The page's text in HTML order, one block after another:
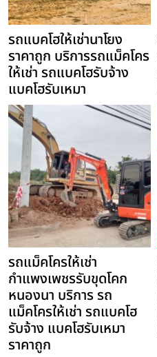
รถแบคโฮให้เช่านาโยง
ราคาถูก บริการรถแม็คโคร
ให้เช่า รถแบคโฮรับจ้าง
แบคโฮรับเหมา
รถแม็คโครให้เช่า
กำแพงเพชรรับขุดโคก
หนองนา บริการ รถ
แม็คโครให้เช่า รถแบคโฮ
รับจ้าง แบคโฮรับเหมา
ราคาถูก